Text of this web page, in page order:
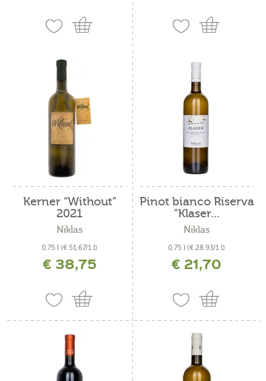
Kerner “Without”
2021
Niklas
0,75 l (€ 51,67/1 l)
incl. IVA più costi di spedizione
€ 38,75
Pinot bianco Riserva
"Klaser...
Niklas
0,75 l (€ 28,93/1 l)
incl. IVA più costi di spedizione
€ 21,70